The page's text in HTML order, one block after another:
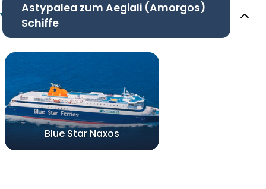
Astypalea zum Aegiali (Amorgos)
Schiffe
Blue Star Naxos